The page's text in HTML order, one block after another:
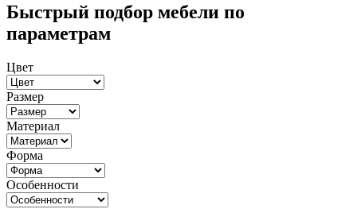
Быстрый подбор мебели по
параметрам
Цвет
Размер
Материал
Форма
Особенности